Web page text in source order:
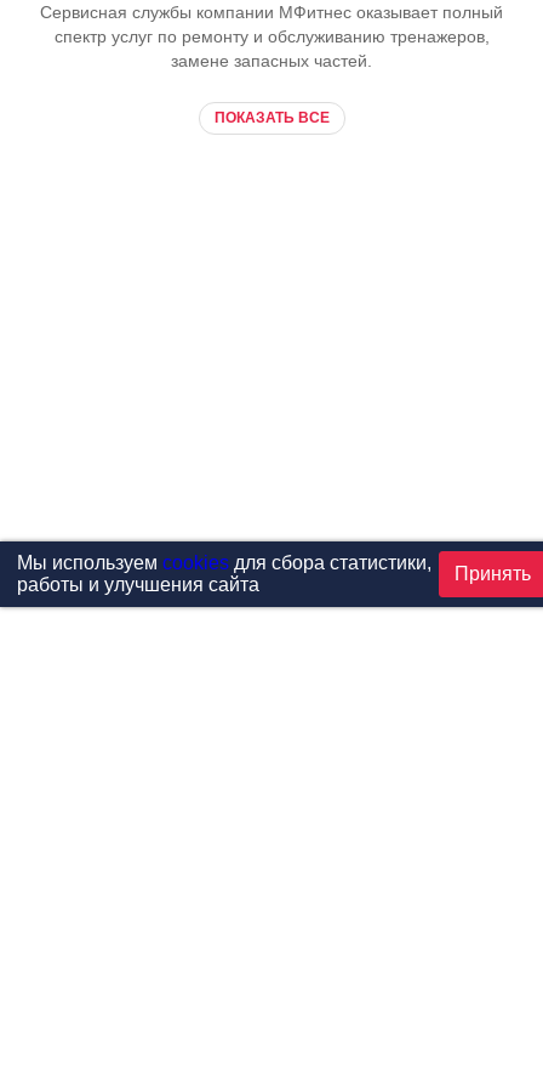
Сервисная службы компании МФитнес оказывает полный
спектр услуг по ремонту и обслуживанию тренажеров,
замене запасных частей.
ПОКАЗАТЬ ВСЕ
Мы используем cookiesдля сбора статистики,
работы и улучшения сайта
Принять